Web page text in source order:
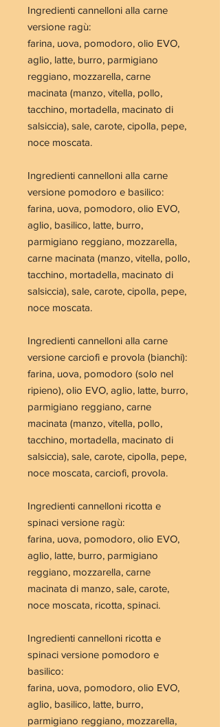
Ingredienti cannelloni alla carne
versione ragù:
farina, uova, pomodoro, olio EVO,
aglio, latte, burro, parmigiano
reggiano, mozzarella, carne
macinata (manzo, vitella, pollo,
tacchino, mortadella, macinato di
salsiccia), sale, carote, cipolla, pepe,
noce moscata.
Ingredienti cannelloni alla carne
versione pomodoro e basilico:
farina, uova, pomodoro, olio EVO,
aglio, basilico, latte, burro,
parmigiano reggiano, mozzarella,
carne macinata (manzo, vitella, pollo,
tacchino, mortadella, macinato di
salsiccia), sale, carote, cipolla, pepe,
noce moscata.
Ingredienti cannelloni alla carne
versione carciofi e provola (bianchi):
farina, uova, pomodoro (solo nel
ripieno), olio EVO, aglio, latte, burro,
parmigiano reggiano, carne
macinata (manzo, vitella, pollo,
tacchino, mortadella, macinato di
salsiccia), sale, carote, cipolla, pepe,
noce moscata, carciofi, provola.
Ingredienti cannelloni ricotta e
spinaci versione ragù:
farina, uova, pomodoro, olio EVO,
aglio, latte, burro, parmigiano
reggiano, mozzarella, carne
macinata di manzo, sale, carote,
noce moscata, ricotta, spinaci.
Ingredienti cannelloni ricotta e
spinaci versione pomodoro e
basilico:
farina, uova, pomodoro, olio EVO,
aglio, basilico, latte, burro,
parmigiano reggiano, mozzarella,